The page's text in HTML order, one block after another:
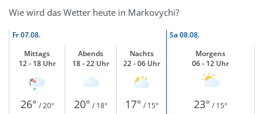
Wie wird das Wetter heute in Markovychi?
Fr07.08. Sa 08.08.
Mittags
12 - 18 Uhr
Abends
18 - 22 Uhr
Nachts
22 - 06 Uhr
Morgens
06 - 12 Uhr
26° / 20° 20° / 18° 17° / 15° 23° / 15°